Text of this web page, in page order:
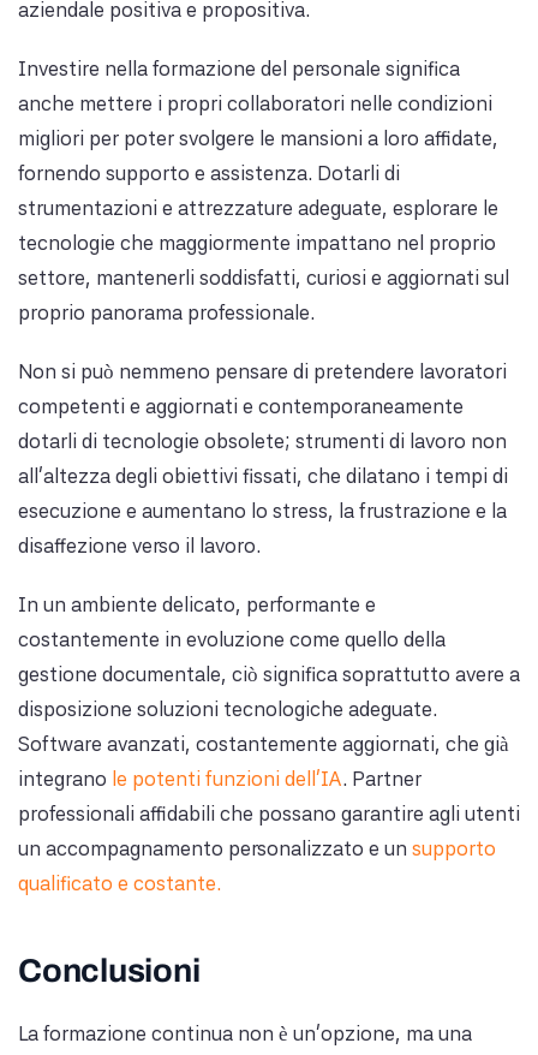
aziendale positiva e propositiva.
Investire nella formazione del personale significa
anche mettere i propri collaboratori nelle condizioni
migliori per poter svolgere le mansioni a loro affidate,
fornendo supporto e assistenza. Dotarli di
strumentazioni e attrezzature adeguate, esplorare le
tecnologie che maggiormente impattano nel proprio
settore, mantenerli soddisfatti, curiosi e aggiornati sul
proprio panorama professionale.
Non si può nemmeno pensare di pretendere lavoratori
competenti e aggiornati e contemporaneamente
dotarli di tecnologie obsolete; strumenti di lavoro non
all’altezza degli obiettivi fissati, che dilatano i tempi di
esecuzione e aumentano lo stress, la frustrazione e la
disaffezione verso il lavoro.
In un ambiente delicato, performante e
costantemente in evoluzione come quello della
gestione documentale, ciò significa soprattutto avere a
disposizione soluzioni tecnologiche adeguate.
Software avanzati, costantemente aggiornati, che già
integrano le potenti funzioni dell’IA. Partner
professionali affidabili che possano garantire agli utenti
un accompagnamento personalizzato e un supporto
qualificato e costante.
Conclusioni
La formazione continua non è un'opzione, ma una